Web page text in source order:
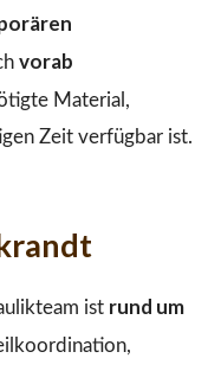
vorab
Material,
Zeit verfügbar ist.
ist rund um